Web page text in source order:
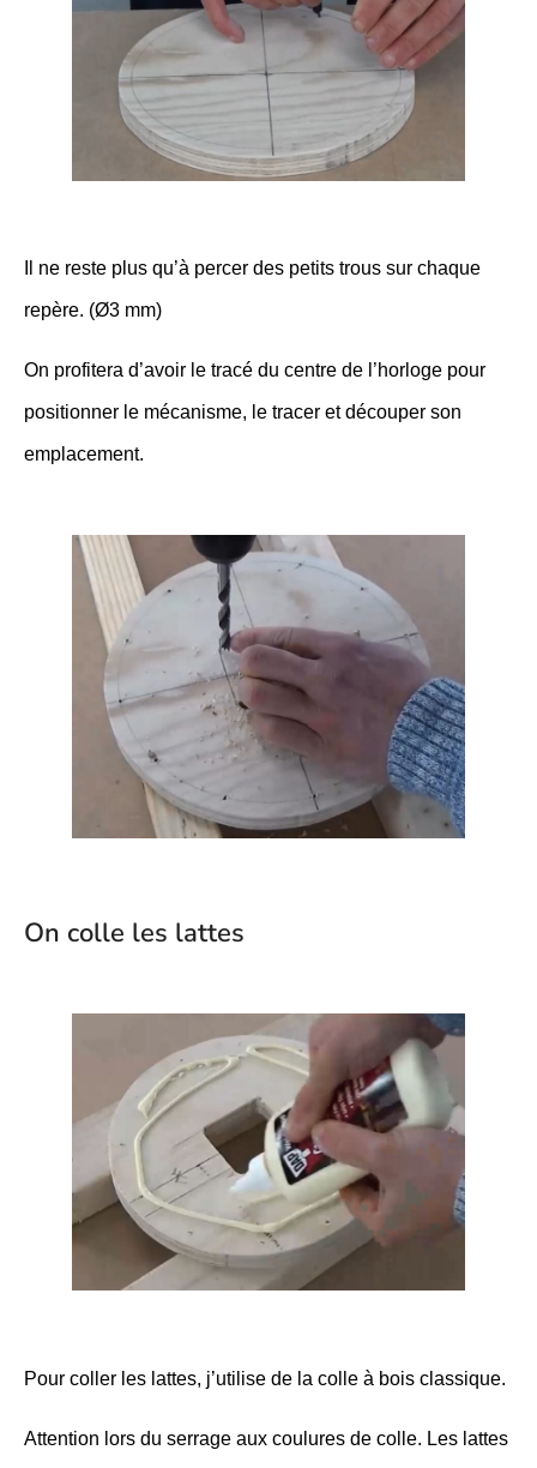
Il ne reste plus qu’à percer des petits trous sur chaque
repère. (Ø3 mm)
On profitera d’avoir le tracé du centre de l’horloge pour
positionner le mécanisme, le tracer et découper son
emplacement.
On colle les lattes
Pour coller les lattes, j’utilise de la colle à bois classique.
Attention lors du serrage aux coulures de colle. Les lattes